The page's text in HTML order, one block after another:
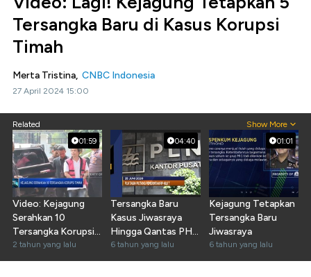
Tersangka Baru di Kasus Korupsi
Timah
Merta Tristina, CNBC Indonesia
27 April 2024 15:00
Related Show More
01:59
Video: Kejagung
Serahkan 10
Tersangka Korupsi
Timah ke Kejari
Jaksel
2 tahun yang lalu
04:40
Tersangka Baru
Kasus Jiwasraya
Hingga Qantas PHK
20% Pegawai
6 tahun yang lalu
01:01
Kejagung Tetapkan
Tersangka Baru
Jiwasraya
6 tahun yang lalu